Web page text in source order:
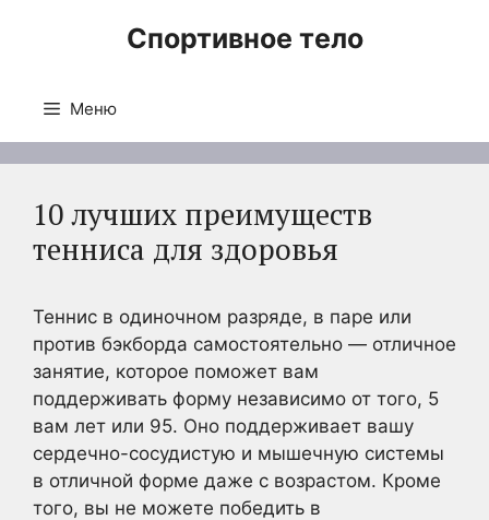
Спортивное тело
Меню
10 лучших преимуществ
тенниса для здоровья
Теннис в одиночном разряде, в паре или
против бэкборда самостоятельно — отличное
занятие, которое поможет вам
поддерживать форму независимо от того, 5
вам лет или 95. Оно поддерживает вашу
сердечно-сосудистую и мышечную системы
в отличной форме даже с возрастом. Кроме
того, вы не можете победить в